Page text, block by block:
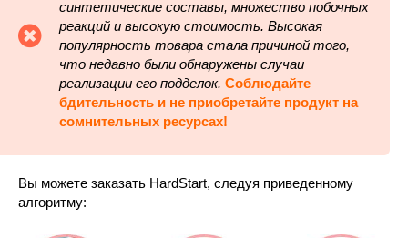
синтетические составы, множество побочных
реакций и высокую стоимость. Высокая
популярность товара стала причиной того,
что недавно были обнаружены случаи
реализации его подделок. Соблюдайте
бдительность и не приобретайте продукт на
сомнительных ресурсах!
Вы можете заказать HardStart, следуя приведенному
алгоритму: